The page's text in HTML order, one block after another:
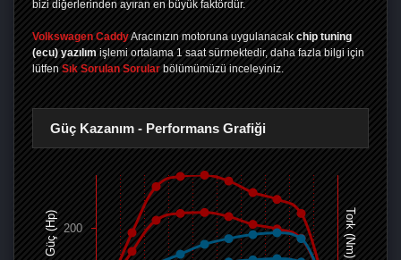
bizi diğerlerinden ayıran en büyük faktördür.
Volkswagen CaddyAracınızın motoruna uygulanacak chip tuning
(ecu) yazılım işlemi ortalama 1 saat sürmektedir, daha fazla bilgi için
lütfen Sık Sorulan Sorular bölümümüzü inceleyiniz.
Güç Kazanım - Performans Grafiği
Güç (Hp) Tork (Nm)
200